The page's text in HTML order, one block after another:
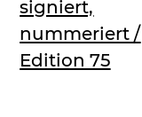
signiert,
nummeriert /
Edition 75